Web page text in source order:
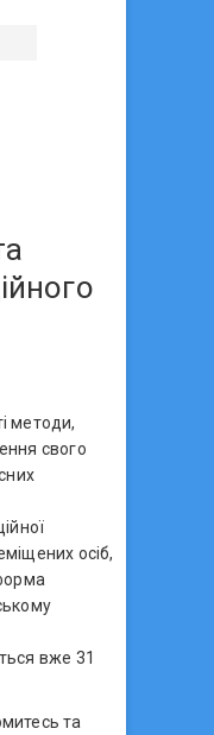
методи,
свого
осіб,
вже 31
та